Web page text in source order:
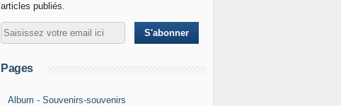
articles publiés.
Pages
Album - Souvenirs-souvenirs